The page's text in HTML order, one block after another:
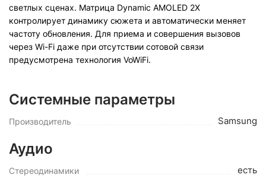
светлых сценах. Матрица Dynamic AMOLED 2X
контролирует динамику сюжета и автоматически меняет
частоту обновления. Для приема и совершения вызовов
через Wi-Fi даже при отсутствии сотовой связи
предусмотрена технология VoWiFi.
Системные параметры
Производитель Samsung
Аудио
Стереодинамики есть